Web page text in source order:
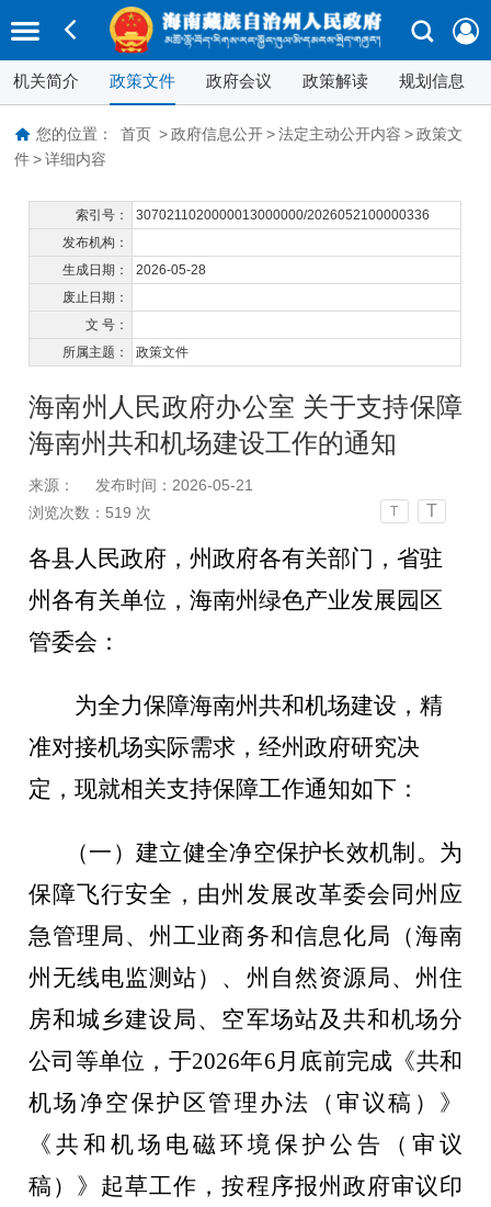
机关简介 政策文件 政府会议 政策解读 规划信息
您的位置： 首页 > 政府信息公开 > 法定主动公开内容 > 政策文
件 > 详细内容
索引号：
3070211020000013000000/2026052100000336
发布机构：
生成日期：
2026-05-28
废止日期：
文 号：
所属主题：
政策文件
海南州人民政府办公室 关于支持保障
海南州共和机场建设工作的通知
来源：
发布时间：2026-05-21
浏览次数： 519 次 T T
各县人民政府，州政府各有关部门，省驻
州各有关单位，海南州绿色产业发展园区
管委会：
为全力保障海南州共和机场建设，精
准对接机场实际需求，经州政府研究决
定，现就相关支持保障工作通知如下：
（一）建立健全净空保护长效机制。 为
保障飞行安全，由州发展改革委会同州应
急管理局、州工业商务和信息化局（海南
州无线电监测站）、州自然资源局、州住
房和城乡建设局、空军场站及共和机场分
公司等单位，于2026年6 月底前完成《共和
机场净空保护区管理办法（审议稿）》
《共和机场电磁环境保护公告（审议
稿）》起草工作，按程序报州政府审议印